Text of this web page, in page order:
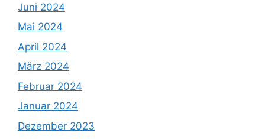
Juni 2024
Mai 2024
April 2024
März 2024
Februar 2024
Januar 2024
Dezember 2023